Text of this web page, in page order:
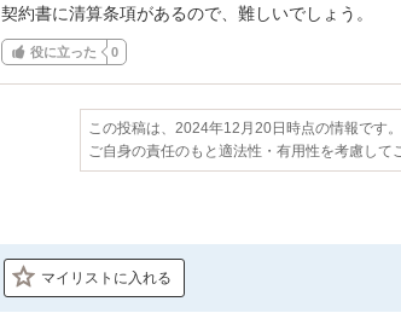
契約書に清算条項があるので、難しいでしょう。
役に立った 0
この投稿は、2024年12月20日時点の情報です。
ご自身の責任のもと適法性・有用性を考慮して
マイリストに入れる